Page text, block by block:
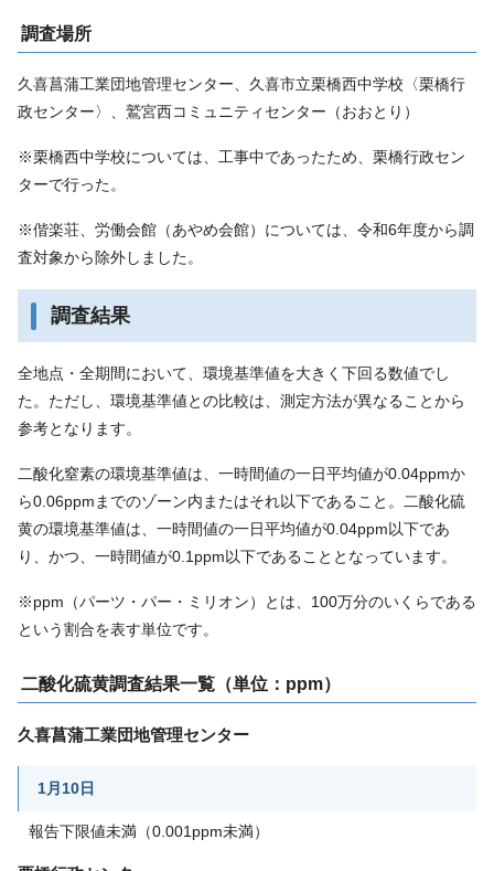
調査場所
久喜菖蒲工業団地管理センター、久喜市立栗橋西中学校〈栗橋行
政センター〉、鷲宮西コミュニティセンター（おおとり）
※栗橋西中学校については、工事中であったため、栗橋行政セン
ターで行った。
※偕楽荘、労働会館（あやめ会館）については、令和6年度から調
査対象から除外しました。
調査結果
全地点・全期間において、環境基準値を大きく下回る数値でし
た。ただし、環境基準値との比較は、測定方法が異なることから
参考となります。
二酸化窒素の環境基準値は、一時間値の一日平均値が0.04ppmか
ら0.06ppmまでのゾーン内またはそれ以下であること。二酸化硫
黄の環境基準値は、一時間値の一日平均値が0.04ppm以下であ
り、かつ、一時間値が0.1ppm以下であることとなっています。
※ppm（パーツ・パー・ミリオン）とは、100万分のいくらである
という割合を表す単位です。
二酸化硫黄調査結果一覧（単位：ppm）
久喜菖蒲工業団地管理センター
1月10日
報告下限値未満（0.001ppm未満）